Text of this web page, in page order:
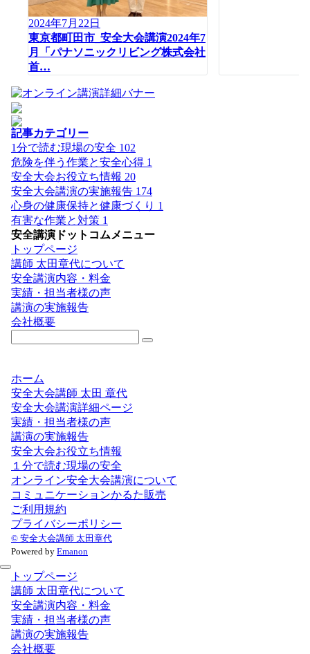
2024年7月22日
東京都町田市_安全大会講演2024年7
月「パナソニックリビング株式会社
首…
記事カテゴリー
1分で読む現場の安全 102
危険を伴う作業と安全心得 1
安全大会お役立ち情報 20
安全大会講演の実施報告 174
心身の健康保持と健康づくり 1
有害な作業と対策 1
安全講演ドットコムメニュー
トップページ
講師 太田章代について
安全講演内容・料金
実績・担当者様の声
講演の実施報告
会社概要
ホーム
安全大会講師 太田 章代
安全大会講演詳細ページ
実績・担当者様の声
講演の実施報告
安全大会お役立ち情報
１分で読む現場の安全
オンライン安全大会講演について
コミュニケーションかるた販売
ご利用規約
プライバシーポリシー
© 安全大会講師 太田章代
Powered by Emanon
トップページ
講師 太田章代について
安全講演内容・料金
実績・担当者様の声
講演の実施報告
会社概要